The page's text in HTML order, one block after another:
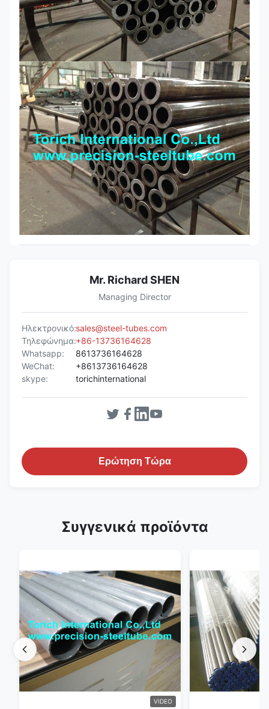
Mr. Richard SHEN
Managing Director
Ηλεκτρονικό:sales@steel-tubes.com
Τηλεφώνημα:+86-13736164628
Whatsapp:
8613736164628
WeChat:
+8613736164628
skype:
torichinternational
Ερώτηση Τώρα
Συγγενικά προϊόντα
VIDEO